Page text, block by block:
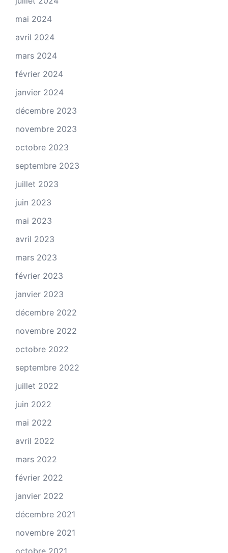
mai 2024
avril 2024
mars 2024
février 2024
janvier 2024
décembre 2023
novembre 2023
octobre 2023
septembre 2023
juillet 2023
juin 2023
mai 2023
avril 2023
mars 2023
février 2023
janvier 2023
décembre 2022
novembre 2022
octobre 2022
septembre 2022
juillet 2022
juin 2022
mai 2022
avril 2022
mars 2022
février 2022
janvier 2022
décembre 2021
novembre 2021
octobre 2021